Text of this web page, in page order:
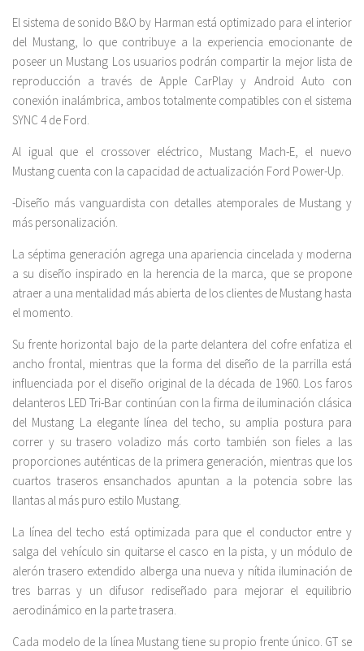
El sistema de sonido B&O by Harman está optimizado para el interior
del Mustang, lo que contribuye a la experiencia emocionante de
poseer un Mustang Los usuarios podrán compartir la mejor lista de
reproducción a través de Apple CarPlay y Android Auto con
conexión inalámbrica, ambos totalmente compatibles con el sistema
SYNC 4 de Ford.
Al igual que el crossover eléctrico, Mustang Mach-E, el nuevo
Mustang cuenta con la capacidad de actualización Ford Power-Up.
-Diseño más vanguardista con detalles atemporales de Mustang y
más personalización.
La séptima generación agrega una apariencia cincelada y moderna
a su diseño inspirado en la herencia de la marca, que se propone
atraer a una mentalidad más abierta de los clientes de Mustang hasta
el momento.
Su frente horizontal bajo de la parte delantera del cofre enfatiza el
ancho frontal, mientras que la forma del diseño de la parrilla está
influenciada por el diseño original de la década de 1960. Los faros
delanteros LED Tri-Bar continúan con la firma de iluminación clásica
del Mustang La elegante línea del techo, su amplia postura para
correr y su trasero voladizo más corto también son fieles a las
proporciones auténticas de la primera generación, mientras que los
cuartos traseros ensanchados apuntan a la potencia sobre las
llantas al más puro estilo Mustang.
La línea del techo está optimizada para que el conductor entre y
salga del vehículo sin quitarse el casco en la pista, y un módulo de
alerón trasero extendido alberga una nueva y nítida iluminación de
tres barras y un difusor rediseñado para mejorar el equilibrio
aerodinámico en la parte trasera.
Cada modelo de la línea Mustang tiene su propio frente único. GT se